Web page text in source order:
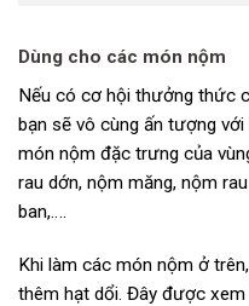
Dùng cho các món nộm
Nếu có cơ hội thưởng thức
bạn sẽ vô cùng ấn tượng
món nộm đặc trưng của
rau dớn, nộm măng, nộm
ban,….
Khi làm các món nộm ở
thêm hạt dổi. Đây được